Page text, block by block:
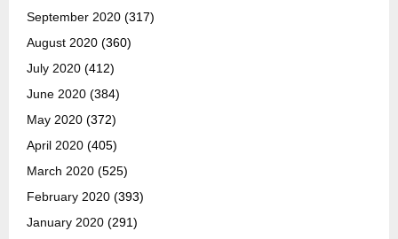
September 2020 (317)
August 2020 (360)
July 2020 (412)
June 2020 (384)
May 2020 (372)
April 2020 (405)
March 2020 (525)
February 2020 (393)
January 2020 (291)